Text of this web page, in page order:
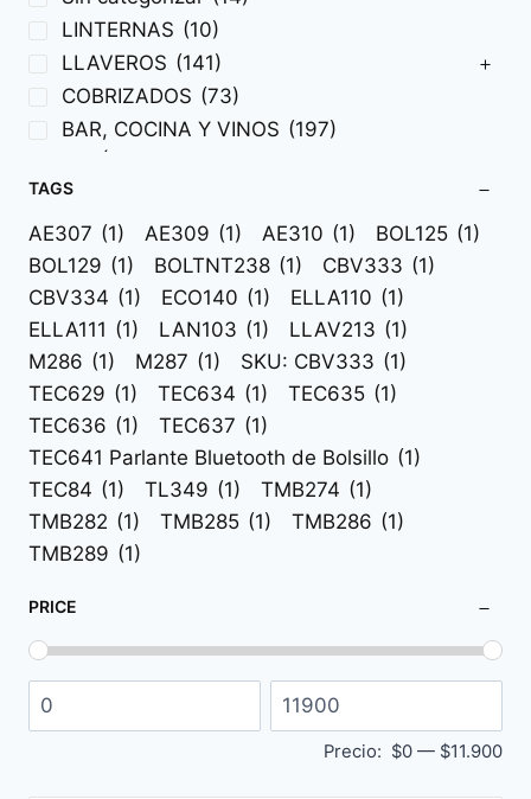
LINTERNAS (10)
LLAVEROS (141)
COBRIZADOS (73)
BAR, COCINA Y VINOS (197)
BOLÍGRAFOS PLÁSTICOS
BOLSAS
(183)
BOLSOS
(90)
MOCHILAS (176)
TAZAS, MUGS Y BOTELLAS (332)
DULCES PUBLICITARIOS (3)
INSUMOS SANITARIOS
(41)
INVIERNO
(28)
LÍNEA ECOLÓGICA (137)
LÍNEA HOMBRE (59)
LÍNEA MUJER (74)
ROPA PUBLICITARIA
TROFEOS (95)
TAGS
AE307 (1) AE309 (1) AE310 (1) BOL125 (1)
BOL129 (1) BOLTNT238 (1) CBV333 (1)
CBV334 (1) ECO140 (1) ELLA110 (1)
ELLA111 (1) LAN103 (1) LLAV213 (1)
M286 (1) M287 (1) SKU: CBV333 (1)
TEC629 (1) TEC634 (1) TEC635 (1)
TEC636 (1) TEC637 (1)
TEC641 Parlante Bluetooth de Bolsillo (1)
TEC84 (1) TL349 (1) TMB274 (1)
TMB282 (1) TMB285 (1) TMB286 (1)
TMB289 (1)
PRICE
Precio: $0 — $11.900